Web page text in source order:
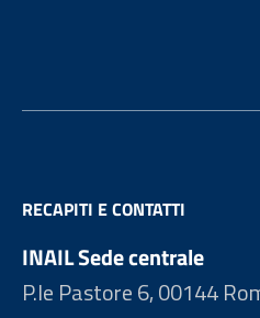
RECAPITI E CONTATTI
INAIL Sede centrale
P.le Pastore 6, 00144